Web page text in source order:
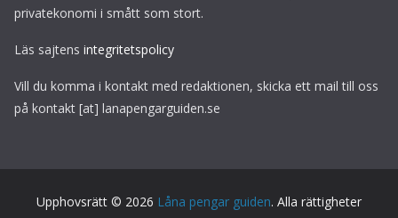
privatekonomi i smått som stort.
Läs sajtens integritetspolicy
Vill du komma i kontakt med redaktionen, skicka ett mail till oss
på kontakt [at] lanapengarguiden.se
Upphovsrätt © 2026 Låna pengar guiden. Alla rättigheter